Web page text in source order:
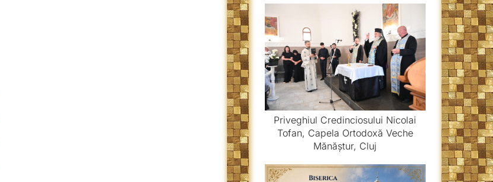
Priveghiul Credinciosului Nicolai
Tofan, Capela Ortodoxă Veche
Mănăștur, Cluj